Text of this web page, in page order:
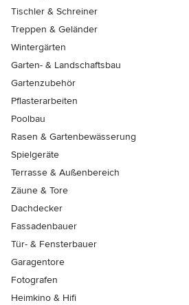
Tischler & Schreiner
Treppen & Geländer
Wintergärten
Garten- & Landschaftsbau
Gartenzubehör
Pflasterarbeiten
Poolbau
Rasen & Gartenbewässerung
Spielgeräte
Terrasse & Außenbereich
Zäune & Tore
Dachdecker
Fassadenbauer
Tür- & Fensterbauer
Garagentore
Fotografen
Heimkino & Hifi